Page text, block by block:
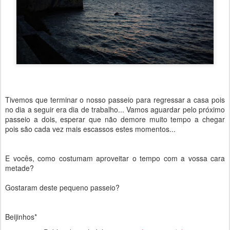
Tivemos que terminar o nosso passeio para regressar a casa pois
no dia a seguir era dia de trabalho... Vamos aguardar pelo próximo
passeio a dois, esperar que não demore muito tempo a chegar
pois são cada vez mais escassos estes momentos...
E vocês, como costumam aproveitar o tempo com a vossa cara
metade?
Gostaram deste pequeno passeio?
Beijinhos*